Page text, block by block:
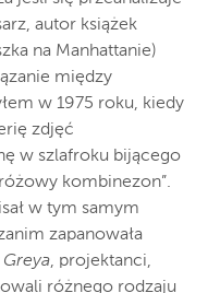
autor książek
na Manhattanie)
między
w 1975 roku, kiedy
zdjęć
w szlafroku bijącego
kombinezon”.
w tym samym
zapanowała
, projektanci,
różnego rodzaju